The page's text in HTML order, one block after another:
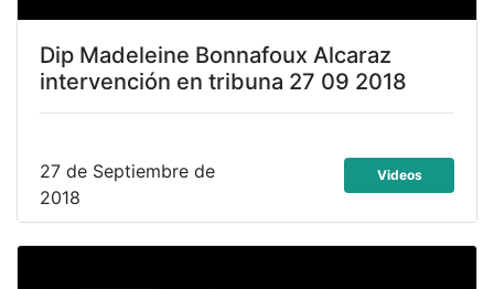
Dip Madeleine Bonnafoux Alcaraz
intervención en tribuna 27 09 2018
27 de Septiembre de
2018
Videos